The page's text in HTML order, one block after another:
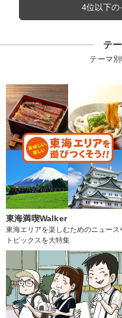
4位以下の
テ
テーマ
東海満喫Walker
東海エリアを楽しむためのニュース
トピックスを大特集